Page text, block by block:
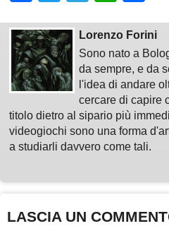
Lorenzo Forini
Sono nato a
da sempre, e da
l'idea di andare
cercare di capire
titolo dietro al sipario più
videogiochi sono una forma
a studiarli davvero come tali.
LASCIA UN